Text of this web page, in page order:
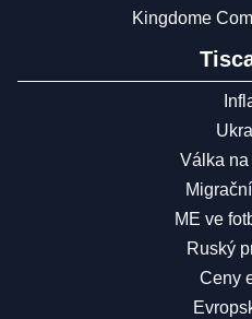
Kingdome
Válka
ME ve
Ruský
Ceny